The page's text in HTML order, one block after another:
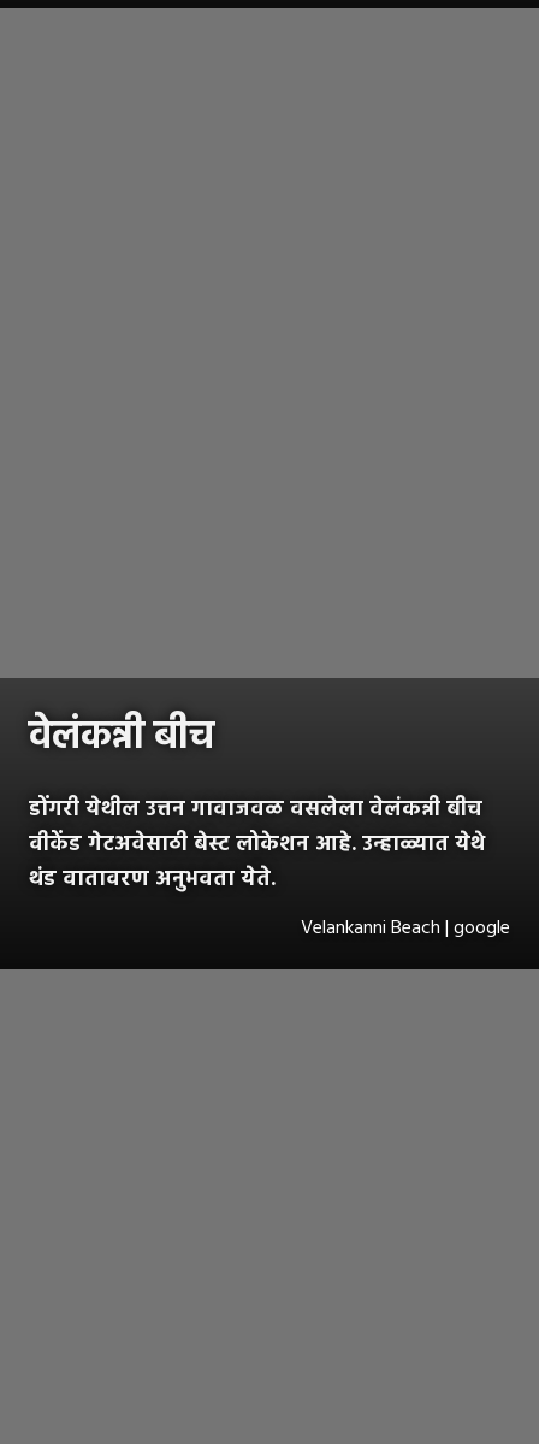
वेलंकन्नी बीच
डोंगरी येथील उत्तन गावाजवळ वसलेला वेलंकन्नी बीच
वीकेंड गेटअवेसाठी बेस्ट लोकेशन आहे. उन्हाळ्यात येथे
थंड वातावरण अनुभवता येते.
Velankanni Beach | google